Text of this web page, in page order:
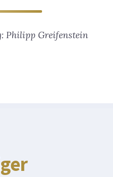
Philipp Greifenstein